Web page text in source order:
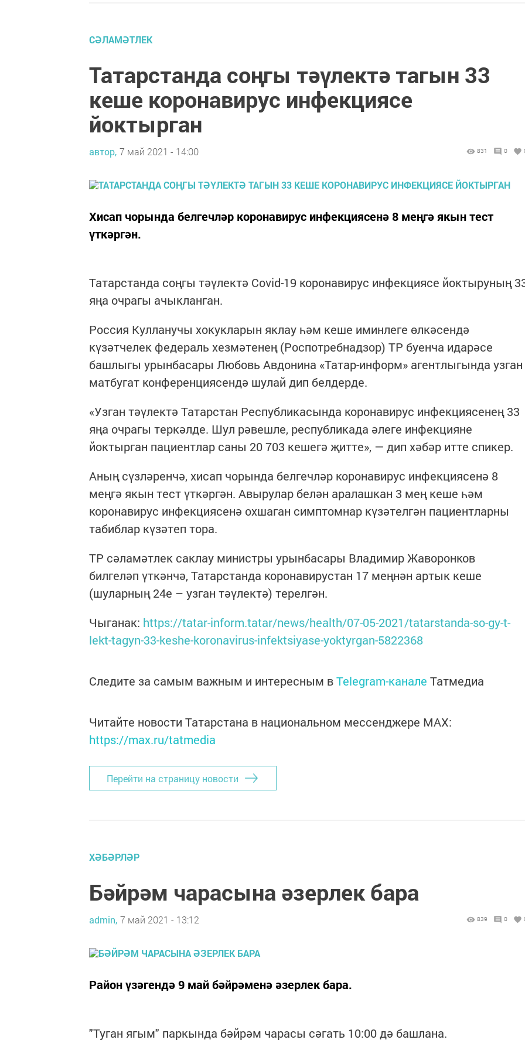
СӘЛАМӘТЛЕК
Татарстанда соңгы тәүлектә тагын 33
кеше коронавирус инфекциясе
йоктырган
автор, 7 май 2021 - 14:00 831 0
Хисап чорында белгечләр коронавирус инфекциясенә 8 меңгә якын тест
үткәргән.
Татарстанда соңгы тәүлектә Covid-19 коронавирус инфекциясе йоктыруның
яңа очрагы ачыкланган.
Россия Кулланучы хокукларын яклау һәм кеше иминлеге өлкәсендә
күзәтчелек федераль хезмәтенең (Роспотребнадзор) ТР буенча идарәсе
башлыгы урынбасары Любовь Авдонина «Татар-информ» агентлыгында узган
матбугат конференциясендә шулай дип белдерде.
«Узган тәүлектә Татарстан Республикасында коронавирус инфекциясенең 33
яңа очрагы теркәлде. Шул рәвешле, республикада әлеге инфекцияне
йоктырган пациентлар саны 20 703 кешегә җитте», — дип хәбәр итте спикер.
Аның сүзләренчә, хисап чорында белгечләр коронавирус инфекциясенә 8
меңгә якын тест үткәргән. Авырулар белән аралашкан 3 мең кеше һәм
коронавирус инфекциясенә охшаган симптомнар күзәтелгән пациентларны
табиблар күзәтеп тора.
ТР сәламәтлек саклау министры урынбасары Владимир Жаворонков
билгеләп үткәнчә, Татарстанда коронавирустан 17 меңнән артык кеше
(шуларның 24е – узган тәүлектә) терелгән.
Чыганак: https://tatar-inform.tatar/news/health/07-05-2021/tatarstanda-so-gy-t-
lekt-tagyn-33-keshe-koronavirus-infektsiyase-yoktyrgan-5822368
Следите за самым важным и интересным вTelegram-канале Татмедиа
Читайте новости Татарстана в национальном мессенджере MАХ:
https://max.ru/tatmedia
Перейти на страницу новости
ХӘБӘРЛӘР
Бәйрәм чарасына әзерлек бара
admin, 7 май 2021 - 13:12 839 0
Район үзәгендә 9 май бәйрәменә әзерлек бара.
"Туган ягым" паркында бәйрәм чарасы сәгать 10:00 дә башлана.